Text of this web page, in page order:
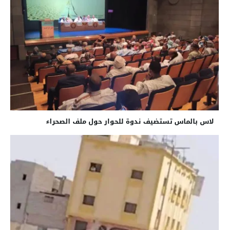
لاس بالماس تستضيف ندوة للحوار حول ملف الصحراء